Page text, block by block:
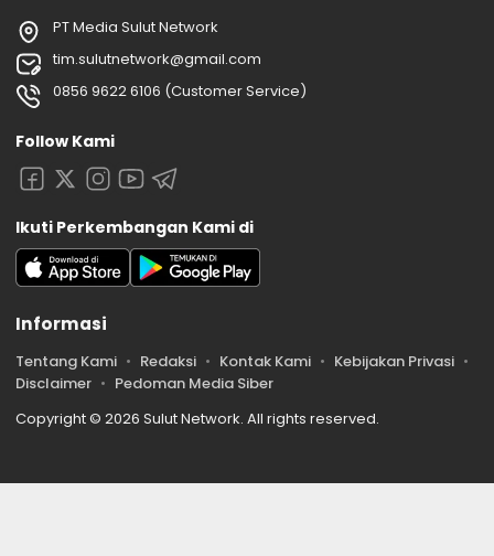
PT Media Sulut Network
tim.sulutnetwork@gmail.com
0856 9622 6106 (Customer Service)
Follow Kami
Ikuti Perkembangan Kami di
Informasi
Tentang Kami Redaksi Kontak Kami
Kebijakan Privasi
Disclaimer
Pedoman Media Siber
Copyright © 2026 Sulut Network. All rights reserved.